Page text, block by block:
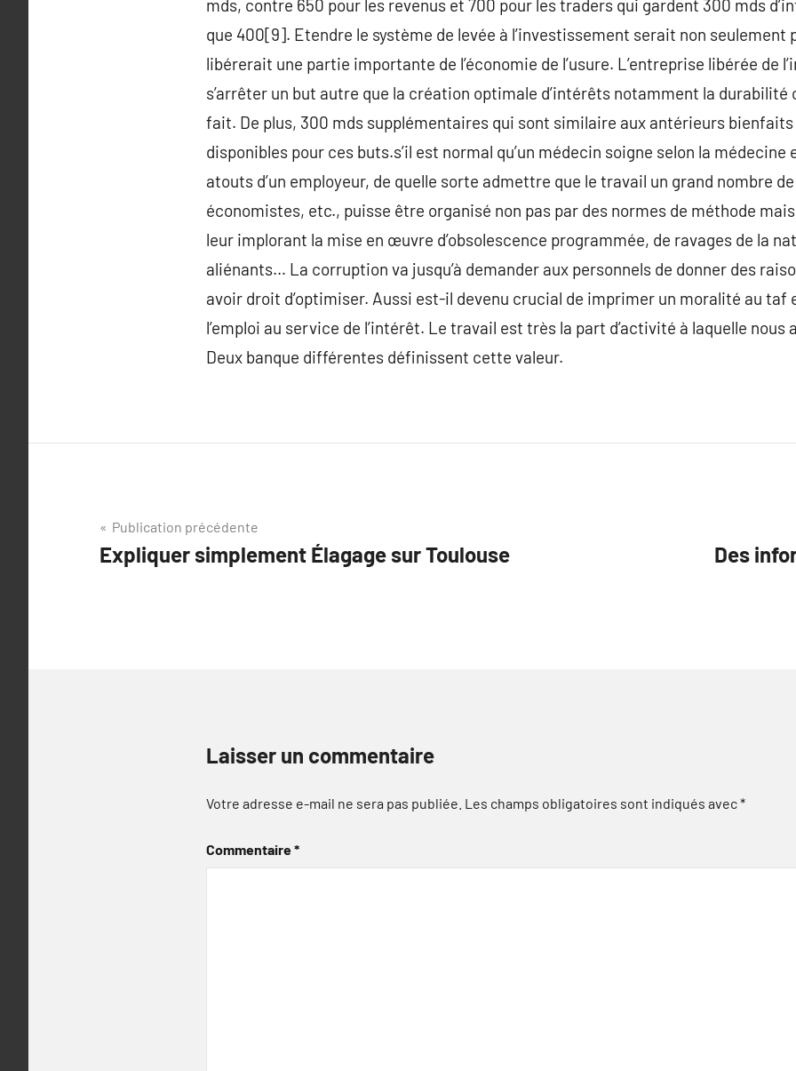
mds, contre 650 pour les revenus et 700 pour les traders qui gardent 300 mds
que 400[9]. Etendre le système de levée à l’investissement serait non seulement
libérerait une partie importante de l’économie de l’usure. L’entreprise libérée de
s’arrêter un but autre que la création optimale d’intérêts notamment la durabilité
fait. De plus, 300 mds supplémentaires qui sont similaire aux antérieurs
disponibles pour ces buts.s’il est normal qu’un médecin soigne selon la
atouts d’un employeur, de quelle sorte admettre que le travail un grand nombre
économistes, etc., puisse être organisé non pas par des normes de méthode
leur implorant la mise en œuvre d’obsolescence programmée, de ravages de la
aliénants… La corruption va jusqu’à demander aux personnels de donner des
avoir droit d’optimiser. Aussi est-il devenu crucial de imprimer un moralité au taf
l’emploi au service de l’intérêt. Le travail est très la part d’activité à laquelle
Deux banque différentes définissent cette valeur.
Navigation
de
Publication précédente
Expliquer simplement Élagage sur Toulouse
Des
Laisser un commentaire
Votre adresse e-mail ne sera pas publiée. Les champs obligatoires sont indiqués avec*
Commentaire*